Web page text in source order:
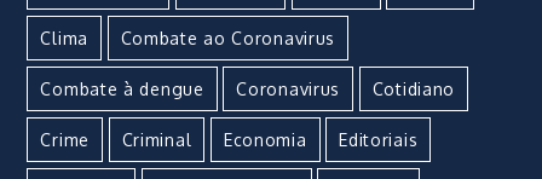
Clima Combate ao Coronavirus
Combate à dengue Coronavirus Cotidiano
Crime Criminal Economia Editoriais